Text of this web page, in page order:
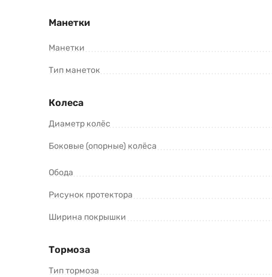
Манетки
Манетки
Тип манеток
Колеса
Диаметр колёс
Боковые (опорные) колёса
Обода
Рисунок протектора
Ширина покрышки
Тормоза
Тип тормоза